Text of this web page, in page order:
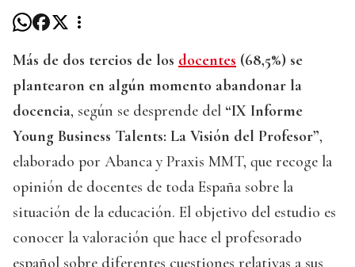
Más de dos tercios de los docentes (68,5%) se
plantearon en algún momento abandonar la
docencia, según se desprende del “IX Informe
Young Business Talents: La Visión del Profesor”,
elaborado por Abanca y Praxis MMT, que recoge la
opinión de docentes de toda España sobre la
situación de la educación. El objetivo del estudio es
conocer la valoración que hace el profesorado